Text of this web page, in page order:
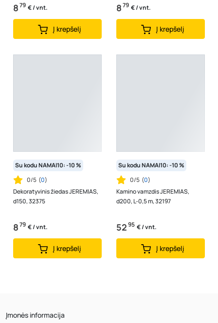
879 € / vnt.
Į krepšelį
879 € / vnt.
Į krepšelį
Su kodu NAMAI10: -10 %
0/5 (0)
Dekoratyvinis žiedas JEREMIAS,
d150, 32375
879 € / vnt.
Į krepšelį
Su kodu NAMAI10: -10 %
0/5 (0)
Kamino vamzdis JEREMIAS,
d200, L-0,5 m, 32197
5295 € / vnt.
Į krepšelį
Įmonės informacija